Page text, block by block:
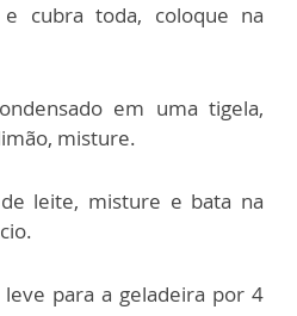
cubra toda, coloque na
em uma tigela,
misture.
leite, misture e bata na
para a geladeira por 4